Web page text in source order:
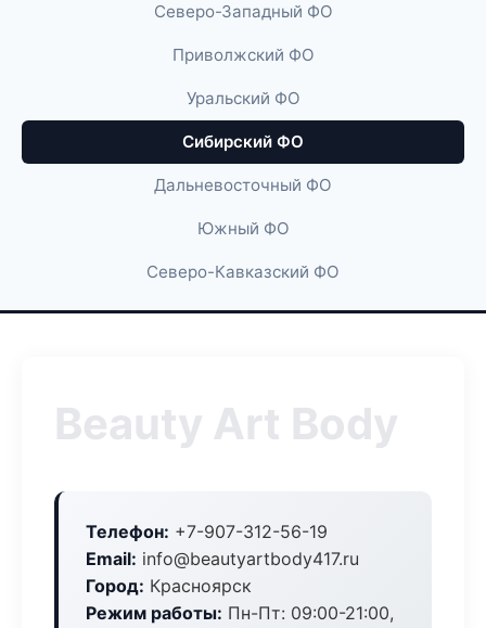
Северо-Западный ФО
Приволжский ФО
Уральский ФО
Сибирский ФО
Дальневосточный ФО
Южный ФО
Северо-Кавказский ФО
Beauty Art Body
Телефон: +7-907-312-56-19
Email: info@beautyartbody417.ru
Город: Красноярск
Режим работы: Пн-Пт: 09:00-21:00,